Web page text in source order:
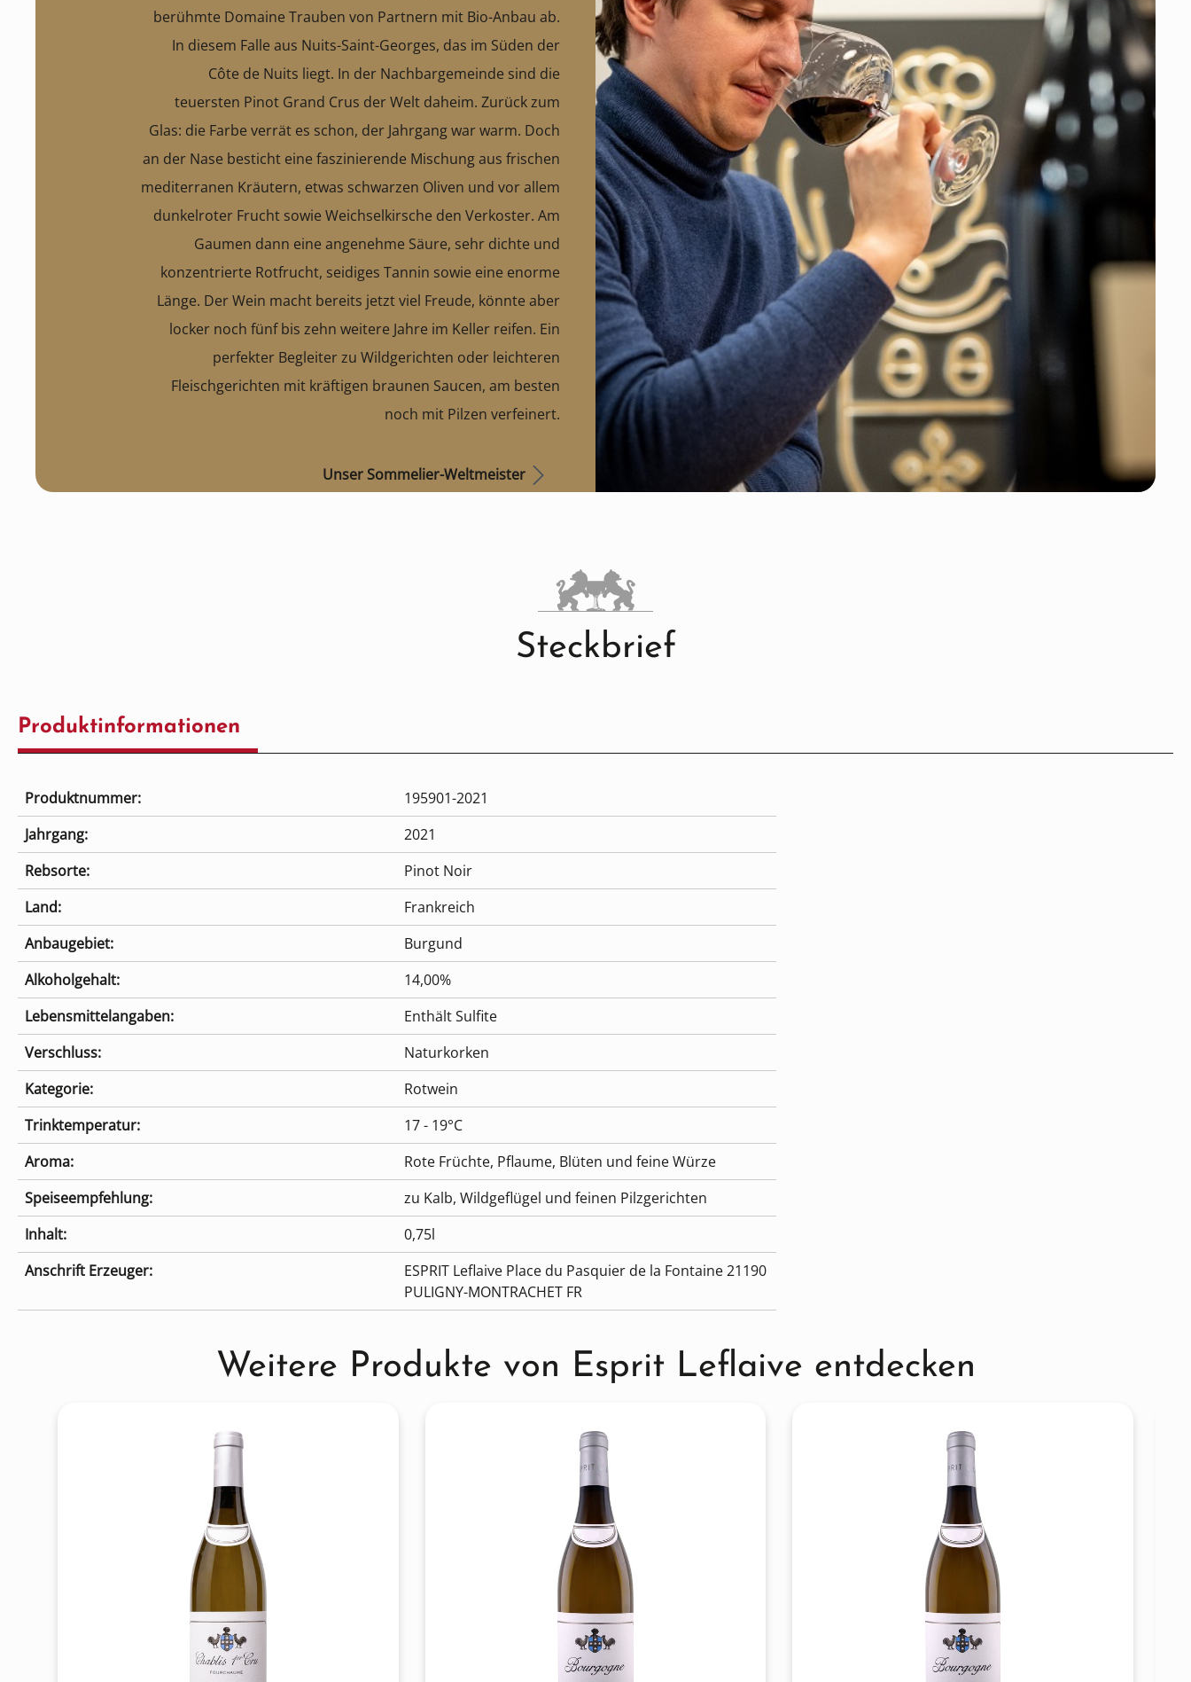
berühmte Domaine Trauben von Partnern mit Bio-Anbau ab.
In diesem Falle aus Nuits-Saint-Georges, das im Süden der
Côte de Nuits liegt. In der Nachbargemeinde sind die
teuersten Pinot Grand Crus der Welt daheim. Zurück zum
Glas: die Farbe verrät es schon, der Jahrgang war warm. Doch
an der Nase besticht eine faszinierende Mischung aus frischen
mediterranen Kräutern, etwas schwarzen Oliven und vor allem
dunkelroter Frucht sowie Weichselkirsche den Verkoster. Am
Gaumen dann eine angenehme Säure, sehr dichte und
konzentrierte Rotfrucht, seidiges Tannin sowie eine enorme
Länge. Der Wein macht bereits jetzt viel Freude, könnte aber
locker noch fünf bis zehn weitere Jahre im Keller reifen. Ein
perfekter Begleiter zu Wildgerichten oder leichteren
Fleischgerichten mit kräftigen braunen Saucen, am besten
noch mit Pilzen verfeinert.
Unser Sommelier-Weltmeister
Steckbrief
Produktinformationen
Produktnummer: 195901-2021
Kategorie: Rotwein
Lebensmittelangaben: Enthält Sulfite
Trinktemperatur: 17 - 19°C
Land:
Frankreich
Anbaugebiet:
Burgund
Rebsorte: Pinot Noir
Jahrgang: 2021
Alkoholgehalt: 14,00%
Aroma: Rote Früchte, Pflaume, Blüten und feine Würze
Verschluss: Naturkorken
Speiseempfehlung:
zu Kalb, Wildgeflügel und feinen Pilzgerichten
Inhalt:
0,75l
Anschrift Erzeuger:
ESPRIT Leflaive Place du Pasquier de la Fontaine 21190
PULIGNY-MONTRACHET FR
Produktgalerie überspringenWeitere Produkte von Esprit Leflaive entdecken